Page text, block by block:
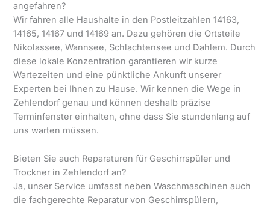
angefahren?
Wir fahren alle Haushalte in den Postleitzahlen 14163,
14165, 14167 und 14169 an. Dazu gehören die Ortsteile
Nikolassee, Wannsee, Schlachtensee und Dahlem. Durch
diese lokale Konzentration garantieren wir kurze
Wartezeiten und eine pünktliche Ankunft unserer
Experten bei Ihnen zu Hause. Wir kennen die Wege in
Zehlendorf genau und können deshalb präzise
Terminfenster einhalten, ohne dass Sie stundenlang auf
uns warten müssen.
Bieten Sie auch Reparaturen für Geschirrspüler und
Trockner in Zehlendorf an?
Ja, unser Service umfasst neben Waschmaschinen auch
die fachgerechte Reparatur von Geschirrspülern,